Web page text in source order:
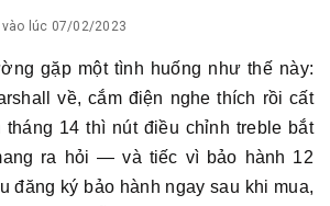
vào lúc 07/02/2023
gặp một tình huống như thế này:
về, cắm điện nghe thích rồi cất
tháng 14 thì nút điều chỉnh treble bắt
ra hỏi — và tiếc vì bảo hành 12
đăng ký bảo hành ngay sau khi mua,